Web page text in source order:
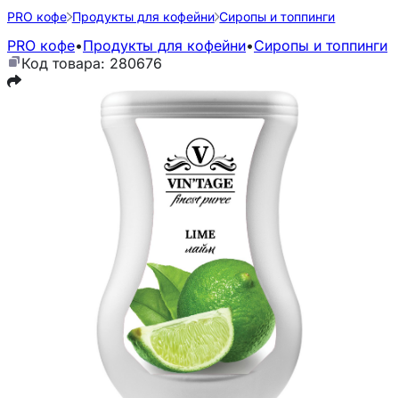
PRO кофе Продукты для кофейни Сиропы и топпинги
PRO кофе•Продукты для кофейни•Сиропы и топпинги
Код товара: 280676